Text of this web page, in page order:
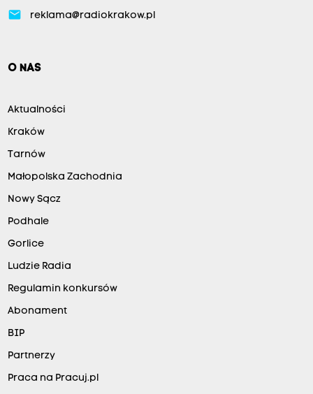
email reklama@radiokrakow.pl
O NAS
Aktualności
Kraków
Tarnów
Małopolska Zachodnia
Nowy Sącz
Podhale
Gorlice
Ludzie Radia
Regulamin konkursów
Abonament
BIP
Partnerzy
Praca na Pracuj.pl